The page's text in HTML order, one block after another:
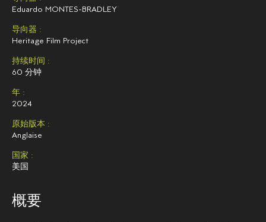
Eduardo MONTES-BRADLEY
导向器 :
Heritage Film Project
持续时间 :
60 分钟
年 :
2024
原始版本 :
Anglaise
国家 :
美国
概要